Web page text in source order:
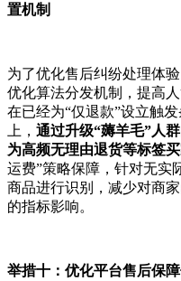
置机制
为了优化售后纠纷处理体
优化算法分发机制，提高
在已经为“仅退款”设立触
上， 通过升级“薅羊毛”人
为高频无理由退货等标签
运费”策略保障，针对无实
商品进行识别，减少对商
的指标影响。
举措十：优化平台售后保